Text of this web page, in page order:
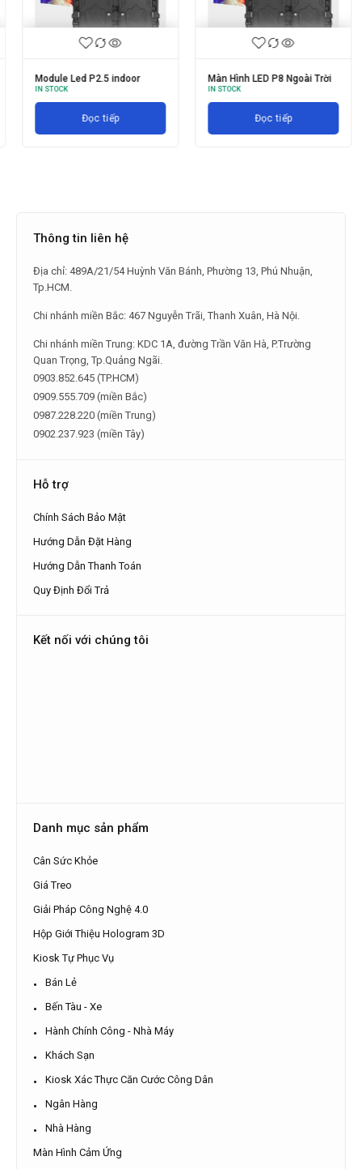
Module Led P2.5 indoor
IN STOCK
Đọc tiếp
Màn Hình LED P8 Ngoài Trời
IN STOCK
Đọc tiếp
Thông tin liên hệ
Địa chỉ: 489A/21/54 Huỳnh Văn Bánh, Phường 13, Phú Nhuận,
Tp.HCM.
Chi nhánh miền Bắc: 467 Nguyễn Trãi, Thanh Xuân, Hà Nội.
Chi nhánh miền Trung: KDC 1A, đường Trần Văn Hà, P.Trường
Quan Trọng, Tp.Quảng Ngãi.
0903.852.645 (TP.HCM)
0909.555.709 (miền Bắc)
0987.228.220 (miền Trung)
0902.237.923 (miền Tây)
Hỗ trợ
Chính Sách Bảo Mật
Hướng Dẫn Đặt Hàng
Hướng Dẫn Thanh Toán
Quy Định Đổi Trả
Kết nối với chúng tôi
Danh mục sản phẩm
Cân Sức Khỏe
Giá Treo
Giải Pháp Công Nghệ 4.0
Hộp Giới Thiệu Hologram 3D
Kiosk Tự Phục Vụ
Bán Lẻ
Bến Tàu - Xe
Hành Chính Công - Nhà Máy
Khách Sạn
Kiosk Xác Thực Căn Cước Công Dân
Ngân Hàng
Nhà Hàng
Màn Hình Cảm Ứng